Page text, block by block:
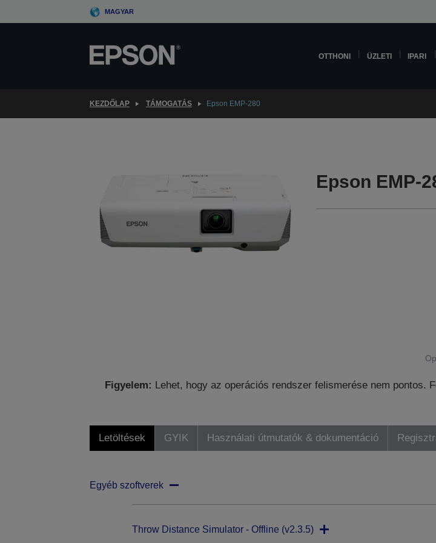
to
MAGYAR
OTTHONI ÜZLETI IPARI
KEZDŐLAP TÁMOGATÁS Epson EMP-280
Epson EMP-
Figyelem: Lehet, hogy az operációs rendszer felismerése nem
Letöltések GYIK Használati útmutatók & dokumentáció
Egyéb szoftverek
Throw Distance Simulator - Offline (v2.3.5)